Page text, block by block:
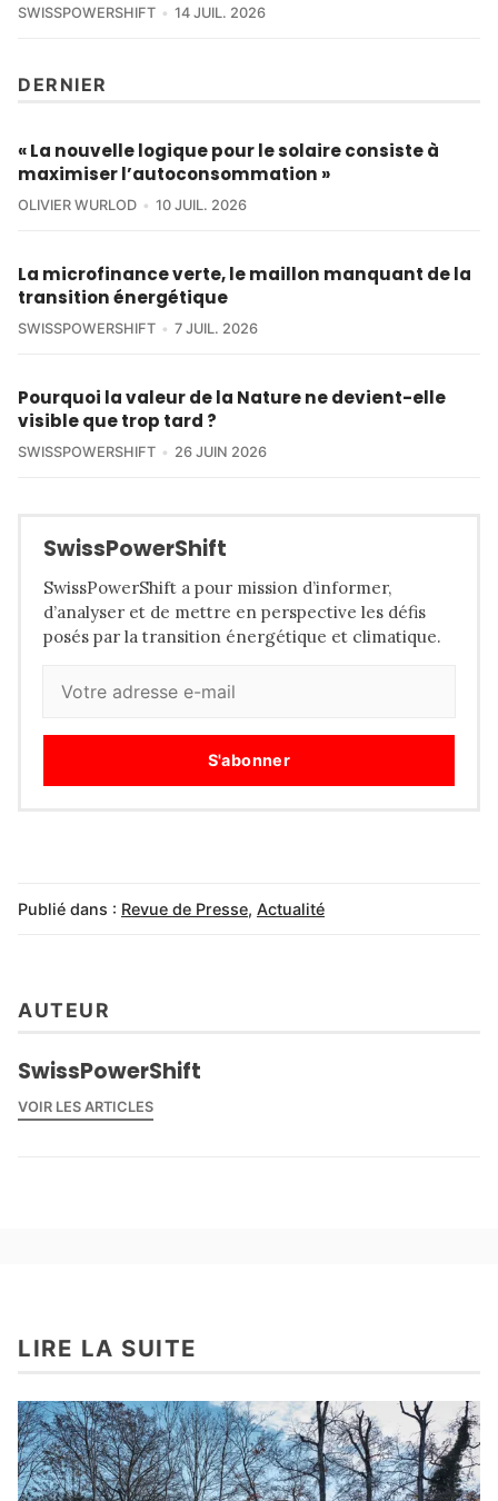
SWISSPOWERSHIFT 14 JUIL. 2026
DERNIER
« La nouvelle logique pour le solaire consiste à
maximiser l’autoconsommation »
OLIVIER WURLOD 10 JUIL. 2026
La microfinance verte, le maillon manquant de la
transition énergétique
SWISSPOWERSHIFT 7 JUIL. 2026
Pourquoi la valeur de la Nature ne devient-elle
visible que trop tard ?
SWISSPOWERSHIFT 26 JUIN 2026
SwissPowerShift
SwissPowerShift a pour mission d’informer,
d’analyser et de mettre en perspective les défis
posés par la transition énergétique et climatique.
S'abonner
Publié dans : Revue de Presse, Actualité
AUTEUR
SwissPowerShift
VOIR LES ARTICLES
LIRE LA SUITE